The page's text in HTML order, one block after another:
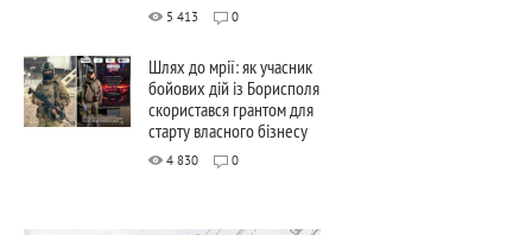
5 413 0
Шлях до мрії: як учасник
бойових дій із Борисполя
скористався грантом для
старту власного бізнесу
4 830 0